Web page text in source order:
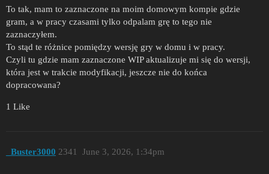
To tak, mam to zaznaczone na moim domowym kompie gdzie
gram, a w pracy czasami tylko odpalam grę to tego nie
zaznaczyłem.
To stąd te różnice pomiędzy wersję gry w domu i w pracy.
Czyli tu gdzie mam zaznaczone WIP aktualizuje mi się do wersji,
która jest w trakcie modyfikacji, jeszcze nie do końca
dopracowana?
1 Like
_Buster3000 June 3, 2026, 1:34pm
2341